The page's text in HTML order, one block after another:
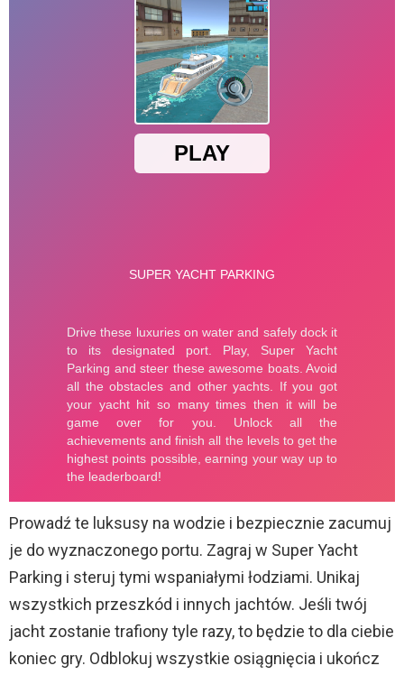
Prowadź te luksusy na wodzie i bezpiecznie zacumuj
je do wyznaczonego portu. Zagraj w Super Yacht
Parking i steruj tymi wspaniałymi łodziami. Unikaj
wszystkich przeszkód i innych jachtów. Jeśli twój
jacht zostanie trafiony tyle razy, to będzie to dla ciebie
koniec gry. Odblokuj wszystkie osiągnięcia i ukończ